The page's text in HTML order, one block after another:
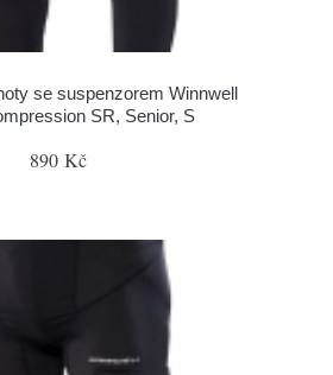
se suspenzorem Winnwell
SR, Senior, S
890 Kč